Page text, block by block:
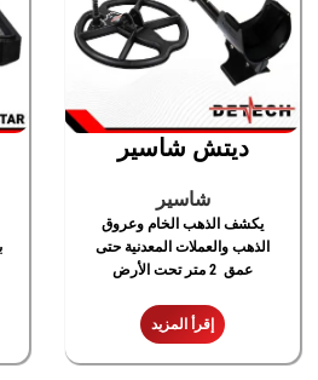
ديتش شاسير
شاسير
يكشف الذهب الخام وعروق
الذهب والعملات المعدنية حتى
عمق 2 متر تحت الأرض
إقرأ المزيد